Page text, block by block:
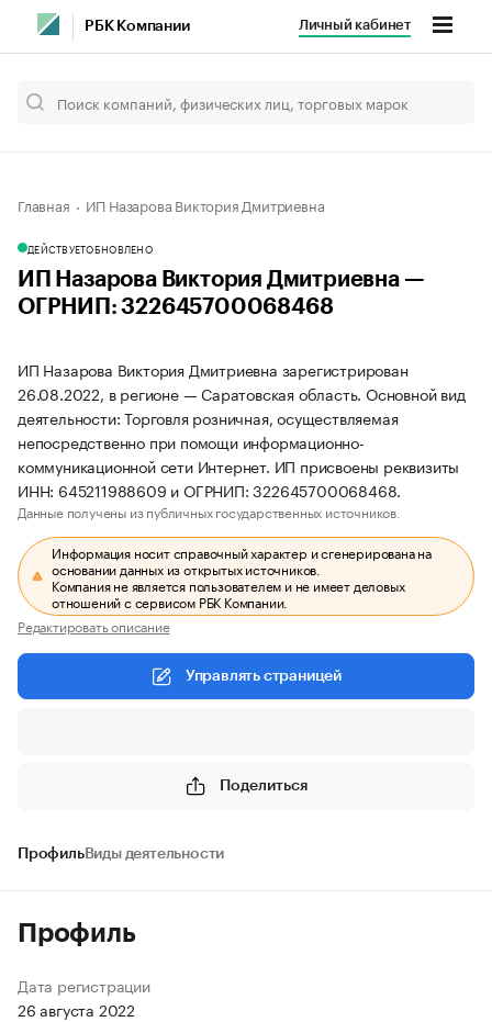
РБК Компании Личный кабинет
Главная ИП Назарова Виктория Дмитриевна
ДЕЙСТВУЕТОБНОВЛЕНО
ИП Назарова Виктория Дмитриевна —
ОГРНИП: 322645700068468
ИП Назарова Виктория Дмитриевна зарегистрирован
26.08.2022, в регионе — Саратовская область. Основной вид
деятельности: Торговля розничная, осуществляемая
непосредственно при помощи информационно-
коммуникационной сети Интернет. ИП присвоены реквизиты
ИНН: 645211988609 и ОГРНИП: 322645700068468.
Данные получены из публичных государственных источников.
Информация носит справочный характер и сгенерирована на
основании данных из открытых источников.
Компания не является пользователем и не имеет деловых
отношений с сервисом РБК Компании.
Редактировать описание
Управлять страницей
Поделиться
ПрофильВиды деятельности
Профиль
Дата регистрации
26 августа 2022